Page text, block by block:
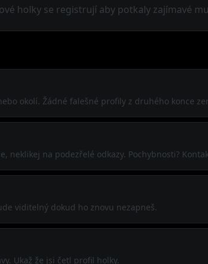
holky se registrují aby potkaly zajímavé
okolí. Žádné falešné profily z druhého konce
neklikej na podezřelé odkazy. Pochybnosti?
viditelný dokud ho znovu nezapneš.
Ukaž že jsi četl profil holky.